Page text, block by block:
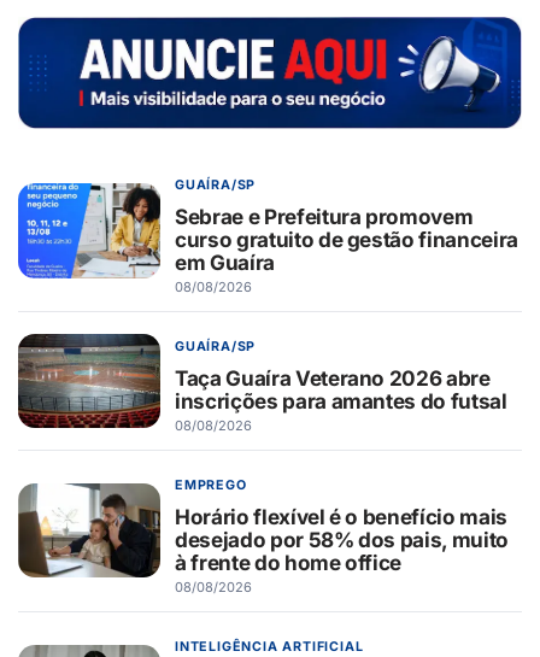
GUAÍRA/SP
Sebrae e Prefeitura promovem
curso gratuito de gestão financeira
em Guaíra
08/08/2026
GUAÍRA/SP
Taça Guaíra Veterano 2026 abre
inscrições para amantes do futsal
08/08/2026
EMPREGO
Horário flexível é o benefício mais
desejado por 58% dos pais, muito
à frente do home office
08/08/2026
INTELIGÊNCIA ARTIFICIAL